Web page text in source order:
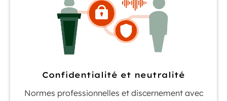
Confidentialité et neutralité
Normes professionnelles et discernement avec